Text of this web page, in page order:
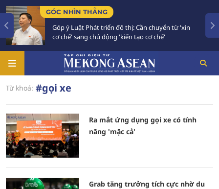
GÓC NHÌN THẲNG
Góp ý Luật Phát triển đô thị: Cần chuyển từ 'xin
cơ chế' sang chủ động 'kiến tạo cơ chế'
Từ khoá: #gọi xe
Ra mắt ứng dụng gọi xe có tính
năng 'mặc cả'
Grab tăng trưởng tích cực nhờ du